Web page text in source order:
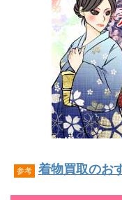
参考 着物買取のお